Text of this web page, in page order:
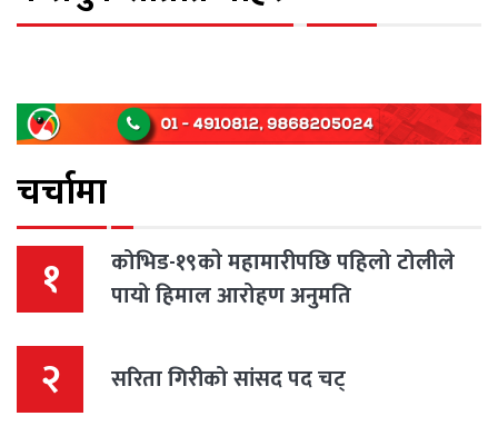
चर्चामा
१
कोभिड-१९काे महामारीपछि पहिलो टोलीले
पायो हिमाल आरोहण अनुमति
२ सरिता गिरीको सांसद पद चट्